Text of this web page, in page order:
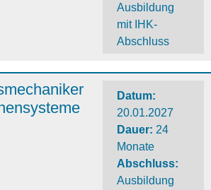
Ausbildung
mit IHK-
Abschluss
Datum:
20.01.2027
Dauer: 24
Monate
Abschluss:
Ausbildung